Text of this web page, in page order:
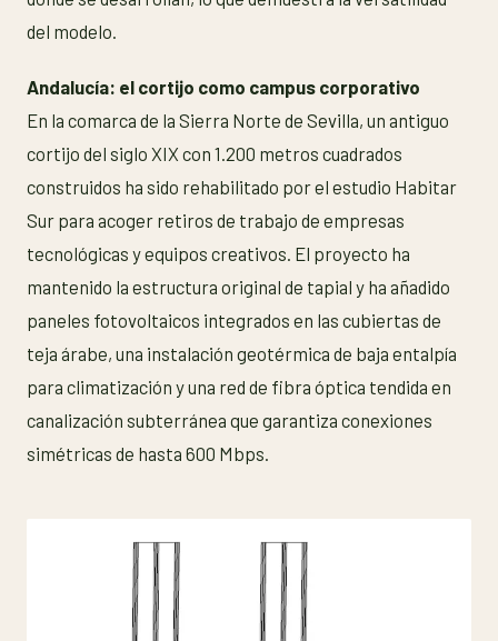
del modelo.
Andalucía: el cortijo como campus corporativo
En la comarca de la Sierra Norte de Sevilla, un antiguo
cortijo del siglo XIX con 1.200 metros cuadrados
construidos ha sido rehabilitado por el estudio Habitar
Sur para acoger retiros de trabajo de empresas
tecnológicas y equipos creativos. El proyecto ha
mantenido la estructura original de tapial y ha añadido
paneles fotovoltaicos integrados en las cubiertas de
teja árabe, una instalación geotérmica de baja entalpía
para climatización y una red de fibra óptica tendida en
canalización subterránea que garantiza conexiones
simétricas de hasta 600 Mbps.